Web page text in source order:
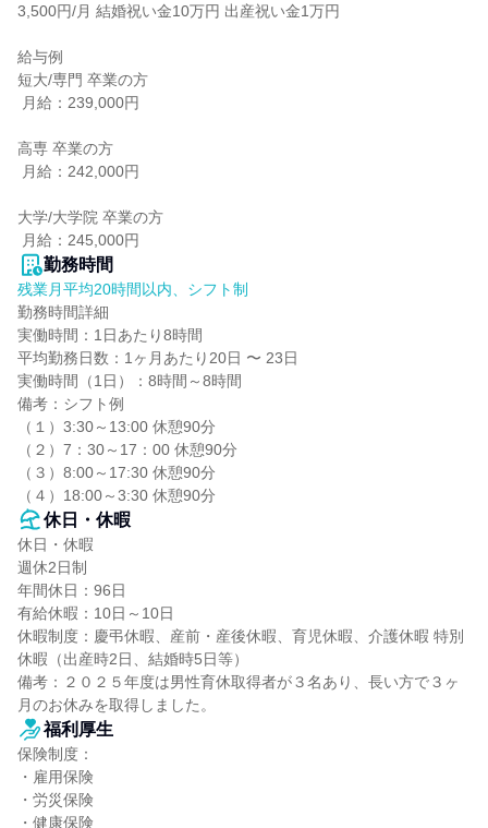
3,500円/月 結婚祝い金10万円 出産祝い金1万円
給与例
短大/専門 卒業の方
高専 卒業の方
大学/大学院 卒業の方
月給：245,000円
勤務時間
残業月平均20時間以内、シフト制
勤務時間詳細
実働時間：1日あたり8時間
平均勤務日数：1ヶ月あたり20日 〜 23日
実働時間（1日）：8時間～8時間
備考：シフト例
（１）3:30～13:00 休憩90分
（２）7：30～17：00 休憩90分
（３）8:00～17:30 休憩90分
（４）18:00～3:30 休憩90分
休日・休暇
休日・休暇
週休2日制
年間休日：96日
有給休暇：10日～10日
休暇制度：慶弔休暇、産前・産後休暇、育児休暇、介護休暇 特別
休暇（出産時2日、結婚時5日等）
備考：２０２５年度は男性育休取得者が３名あり、長い方で３ヶ
月のお休みを取得しました。
福利厚生
保険制度：
・雇用保険
・労災保険
・健康保険